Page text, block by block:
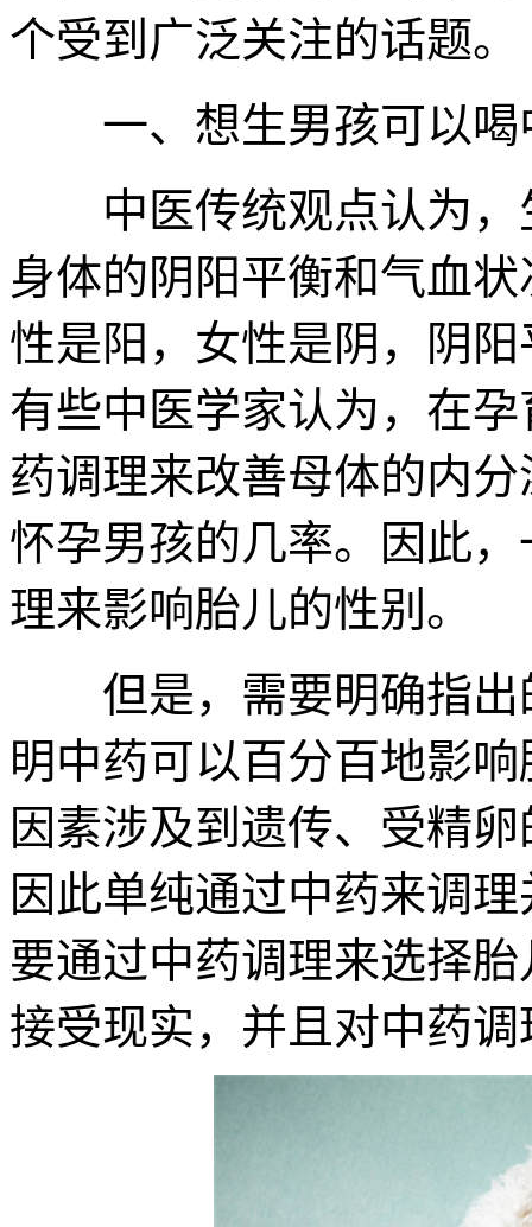
个受到广泛关注的话题。
一、想生男孩可以喝
中医传统观点认为，
身体的阴阳平衡和气血
性是阳，女性是阴，阴
有些中医学家认为，在
药调理来改善母体的内
怀孕男孩的几率。因此
理来影响胎儿的性别。
但是，需要明确指出
明中药可以百分百地影
因素涉及到遗传、受精
因此单纯通过中药来调
要通过中药调理来选择
接受现实，并且对中药